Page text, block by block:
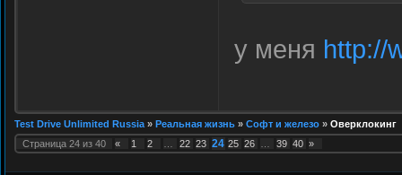
у меня http://
Test Drive Unlimited Russia » Реальная жизнь » Софт и железо » Оверклокинг
Страница 24 из 40 « 1 2 22 23 24 25 26 39 40 »